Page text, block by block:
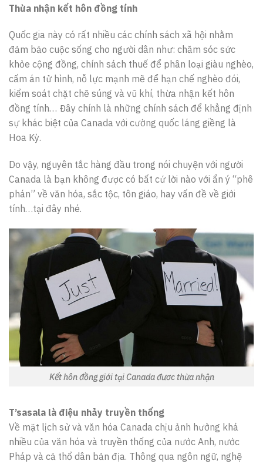
Thừa nhận kết hôn đồng tính
Quốc gia này có rất nhiều các chính sách xã hội nhằm
đảm bảo cuộc sống cho người dân như: chăm sóc sức
khỏe cộng đồng, chính sách thuế để phân loại giàu nghèo,
cấm án tử hình, nỗ lực mạnh mẽ để hạn chế nghèo đói,
kiểm soát chặt chẽ súng và vũ khí, thừa nhận kết hôn
đồng tính… Đây chính là những chính sách để khẳng định
sự khác biệt của Canada với cường quốc láng giềng là
Hoa Kỳ.
Do vậy, nguyên tắc hàng đầu trong nói chuyện với người
Canada là bạn không được có bất cứ lời nào với ẩn ý “phê
phán” về văn hóa, sắc tộc, tôn giáo, hay vấn đề về giới
tính…tại đây nhé.
Kết hôn đồng giới tại Canada đươc thừa nhận
T’sasala là điệu nhảy truyền thống
Về mặt lịch sử và văn hóa Canada chịu ảnh hưởng khá
nhiều của văn hóa và truyền thống của nước Anh, nước
Pháp và cả thổ dân bản địa. Thông qua ngôn ngữ, nghệ